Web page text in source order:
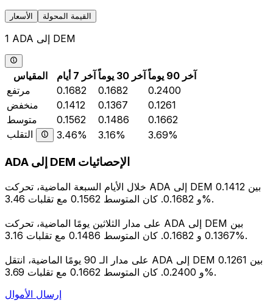
الأسعار القيمة المحولة
1 ADA إلى DEM
المقياس آخر 7 أيام آخر 30 يوماً
آخر 90 يوماً
مرتفع
0.1682 0.1682
0.2400
منخفض
0.1412 0.1367
0.1261
متوسط
0.1562 0.1486
0.1662
التقلب
3.46% 3.16% 3.69%
ADA إلى DEM الإحصائيات
خلال الأيام السبعة الماضية، تحركت ADA إلى DEM بين 0.1412
و 0.1682. كان المتوسط 0.1562 مع تقلبات 3.46%.
على مدار الثلاثين يومًا الماضية، تحركت ADA إلى DEM بين
0.1367 و 0.1682. كان المتوسط 0.1486 مع تقلبات 3.16%.
على مدار الـ 90 يومًا الماضية، انتقل ADA إلى DEM بين 0.1261
و 0.2400. كان المتوسط 0.1662 مع تقلبات 3.69%.
إرسال الأموال